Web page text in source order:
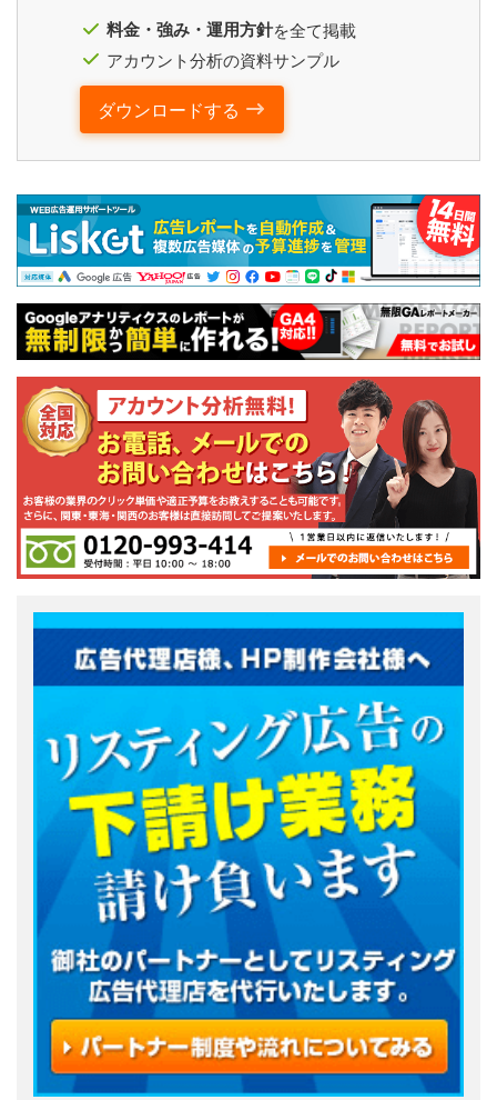
料金・強み・運用方針を全て掲載
アカウント分析の資料サンプル
ダウンロードする